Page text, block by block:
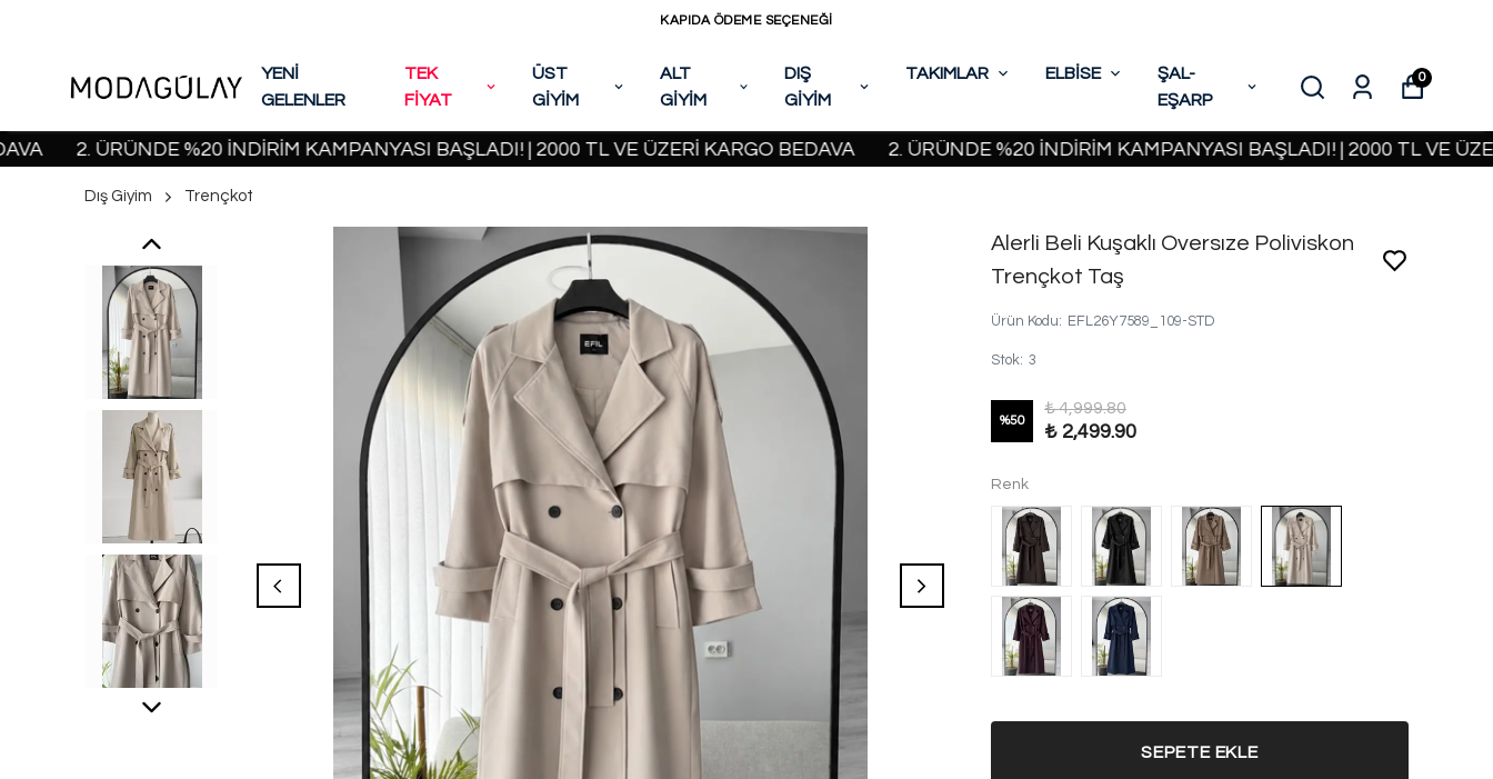
KAPIDA ÖDEME SEÇENEĞİ
YENİ
GELENLER
TEK
FİYAT
ÜST
GİYİM
ALT
GİYİM
DIŞ
GİYİM
TAKIMLAR ELBİSE
ŞAL-
EŞARP
0
2. ÜRÜNDE %20 İNDİRİM KAMPANYASI BAŞLADI! | 2000 TL VE ÜZERİ KARGO BEDAVA 2. ÜRÜNDE %20 İNDİRİM KAMPANYASI BAŞLADI! | 2000 TL VE ÜZERİ
Dış Giyim Trençkot
Alerli Beli Kuşaklı Oversıze Poliviskon
Trençkot Taş
Ürün Kodu: EFL26Y7589_109-STD
Stok: 3
%50
₺ 4,999.80
₺ 2,499.90
Renk
SEPETE EKLE